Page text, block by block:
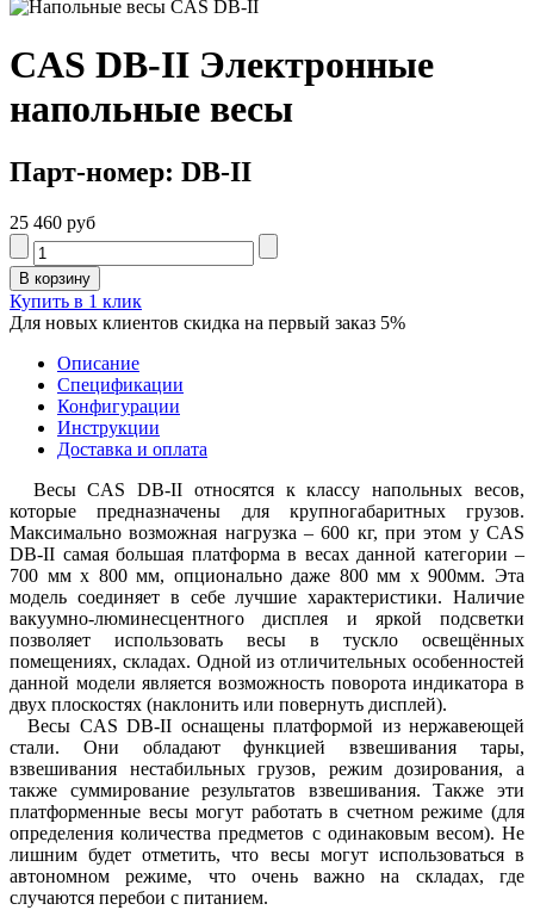
CAS DB-II Электронные
напольные весы
Парт-номер: DB-II
25 460 руб
Купить в 1 клик
Для новых клиентов скидка на первый заказ 5%
Описание
Спецификации
Конфигурации
Инструкции
Доставка и оплата
Весы CAS DB-II относятся к классу напольных весов,
которые предназначены для крупногабаритных грузов.
Максимально возможная нагрузка – 600 кг, при этом у CAS
DB-II самая большая платформа в весах данной категории –
700 мм х 800 мм, опционально даже 800 мм х 900мм. Эта
модель соединяет в себе лучшие характеристики. Наличие
вакуумно-люминесцентного дисплея и яркой подсветки
позволяет использовать весы в тускло освещённых
помещениях, складах. Одной из отличительных особенностей
данной модели является возможность поворота индикатора в
двух плоскостях (наклонить или повернуть дисплей).
Весы CAS DB-II оснащены платформой из нержавеющей
стали. Они обладают функцией взвешивания тары,
взвешивания нестабильных грузов, режим дозирования, а
также суммирование результатов взвешивания. Также эти
платформенные весы могут работать в счетном режиме (для
определения количества предметов с одинаковым весом). Не
лишним будет отметить, что весы могут использоваться в
автономном режиме, что очень важно на складах, где
случаются перебои с питанием.